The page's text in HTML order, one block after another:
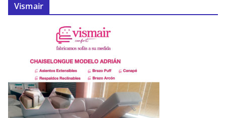
Vismair